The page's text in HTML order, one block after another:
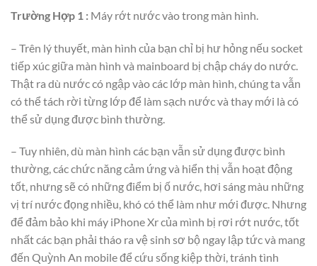
Trường Hợp 1 : Máy rớt nước vào trong màn hình.
– Trên lý thuyết, màn hình của bạn chỉ bị hư hỏng nếu socket
tiếp xúc giữa màn hình và mainboard bị chập cháy do nước.
Thật ra dù nước có ngập vào các lớp màn hình, chúng ta vẫn
có thể tách rời từng lớp để làm sạch nước và thay mới là có
thể sử dụng được bình thường.
– Tuy nhiên, dù màn hình các bạn vẫn sử dụng được bình
thường, các chức năng cảm ứng và hiển thị vẫn hoạt động
tốt, nhưng sẽ có những điểm bị ố nước, hơi sáng màu những
vị trí nước đọng nhiều, khó có thể làm như mới được. Nhưng
để đảm bảo khi máy iPhone Xr của mình bị rơi rớt nước, tốt
nhất các bạn phải tháo ra vệ sinh sơ bộ ngay lập tức và mang
đến Quỳnh An mobile để cứu sống kiệp thời, tránh tình